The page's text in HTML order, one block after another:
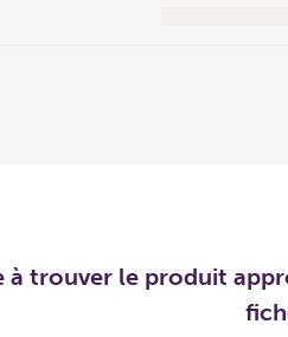
à trouver le produit